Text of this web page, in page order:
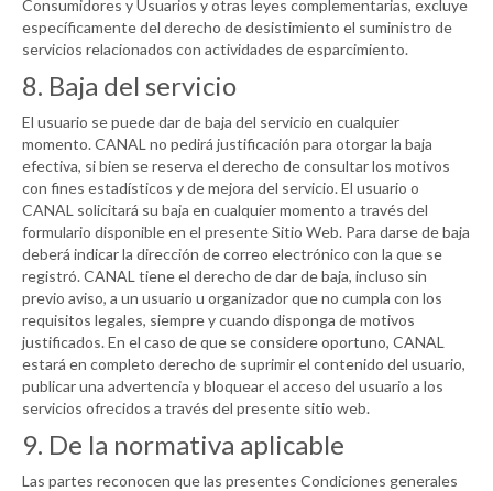
Consumidores y Usuarios y otras leyes complementarias, excluye
específicamente del derecho de desistimiento el suministro de
servicios relacionados con actividades de esparcimiento.
8. Baja del servicio
El usuario se puede dar de baja del servicio en cualquier
momento.CANAL no pedirá justificación para otorgar la baja
efectiva, si bien se reserva el derecho de consultar los motivos
con fines estadísticos y de mejora del servicio. El usuario o
CANAL solicitará su baja en cualquier momento a través del
formulario disponible en el presente Sitio Web. Para darse de baja
deberá indicar la dirección de correo electrónico con la que se
registró.CANAL tiene el derecho de dar de baja, incluso sin
previo aviso, a un usuario u organizador que no cumpla con los
requisitos legales, siempre y cuando disponga de motivos
justificados. En el caso de que se considere oportuno, CANAL
estará en completo derecho de suprimir el contenido del usuario,
publicar una advertencia y bloquear el acceso del usuario a los
servicios ofrecidos a través del presente sitio web.
9. De la normativa aplicable
Las partes reconocen que las presentes Condiciones generales